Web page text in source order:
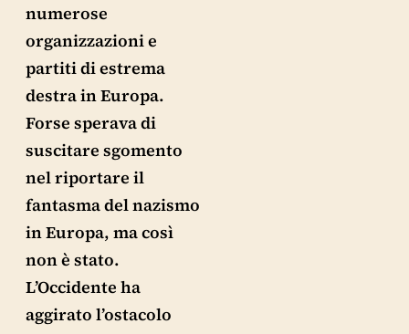
numerose
organizzazioni e
partiti di estrema
destra in Europa.
Forse sperava di
suscitare sgomento
nel riportare il
fantasma del nazismo
in Europa, ma così
non è stato.
L’Occidente ha
aggirato l’ostacolo